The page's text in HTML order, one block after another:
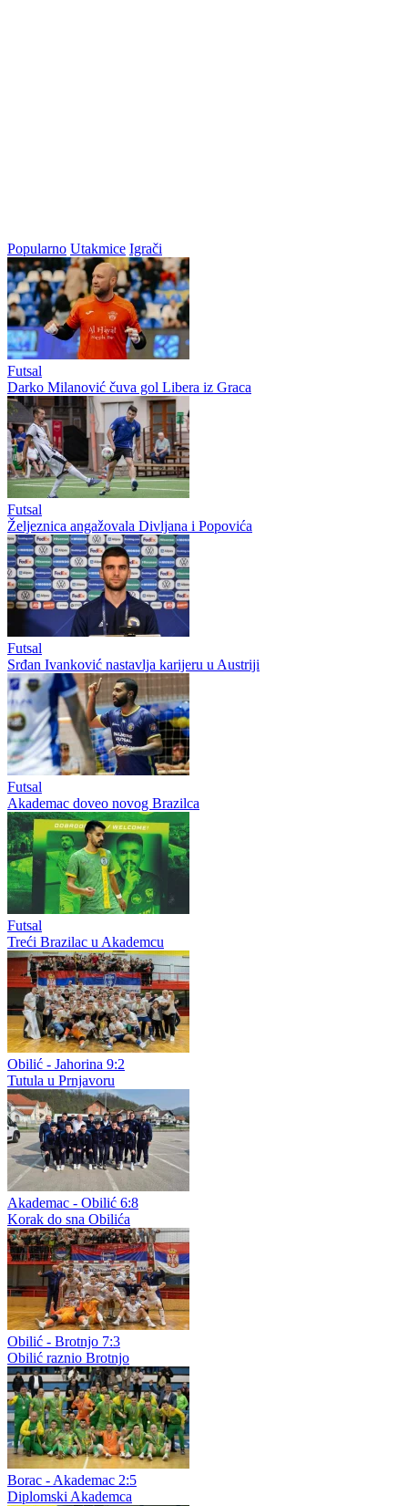
Popularno Utakmice Igrači
Futsal
Darko Milanović čuva gol Libera iz Graca
Futsal
Željeznica angažovala Divljana i Popovića
Futsal
Srđan Ivanković nastavlja karijeru u Austriji
Futsal
Akademac doveo novog Brazilca
Futsal
Treći Brazilac u Akademcu
Obilić - Jahorina 9:2
Tutula u Prnjavoru
Akademac - Obilić 6:8
Korak do sna Obilića
Obilić - Brotnjo 7:3
Obilić raznio Brotnjo
Borac - Akademac 2:5
Diplomski Akademca